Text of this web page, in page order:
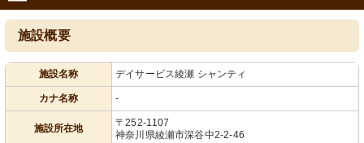
施設概要
施設名称 デイサービス綾瀬 シャンティ
カナ名称 -
施設所在地
〒252-1107
神奈川県綾瀬市深谷中2-2-46